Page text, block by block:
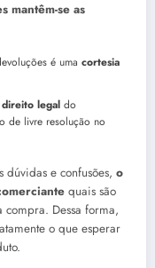
mantêm-se as
é uma cortesia
legal do
de livre resolução no
dúvidas e confusões, o
quais são
compra. Dessa forma,
o que esperar